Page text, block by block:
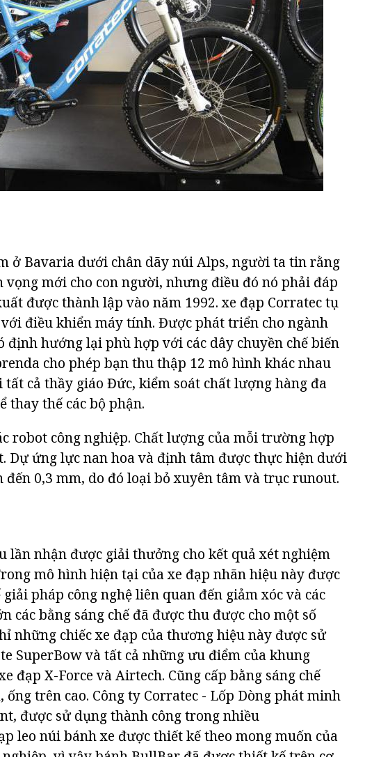
ở Bavaria dưới chân dãy núi Alps, người ta tin rằng
vọng mới cho con người, nhưng điều đó nó phải đáp
được thành lập vào năm 1992. xe đạp Corratec tụ
điều khiển máy tính. Được phát triển cho ngành
định hướng lại phù hợp với các dây chuyền chế biến
cho phép bạn thu thập 12 mô hình khác nhau
tất cả thầy giáo Đức, kiểm soát chất lượng hàng đa
thay thế các bộ phận.
robot công nghiệp. Chất lượng của mỗi trường hợp
Dự ứng lực nan hoa và định tâm được thực hiện dưới
0,3 mm, do đó loại bỏ xuyên tâm và trục runout.
lần nhận được giải thưởng cho kết quả xét nghiệm
mô hình hiện tại của xe đạp nhãn hiệu này được
pháp công nghệ liên quan đến giảm xóc và các
các bằng sáng chế đã được thu được cho một số
những chiếc xe đạp của thương hiệu này được sử
SuperBow và tất cả những ưu điểm của khung
đạp X-Force và Airtech. Cũng cấp bằng sáng chế
ống trên cao. Công ty Corratec - Lốp Dòng phát minh
được sử dụng thành công trong nhiều
leo núi bánh xe được thiết kế theo mong muốn của